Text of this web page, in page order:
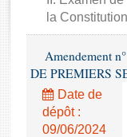
Rapports
Rapports législatifs
Baromètre de
Dossiers législatifs
Budget et sécurité
la Constitution
Amendement
DE PREMIERS
Date de
dépôt :
09/06/2024